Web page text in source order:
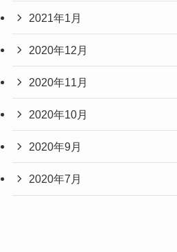
2021年1月
2020年12月
2020年11月
2020年10月
2020年9月
2020年7月